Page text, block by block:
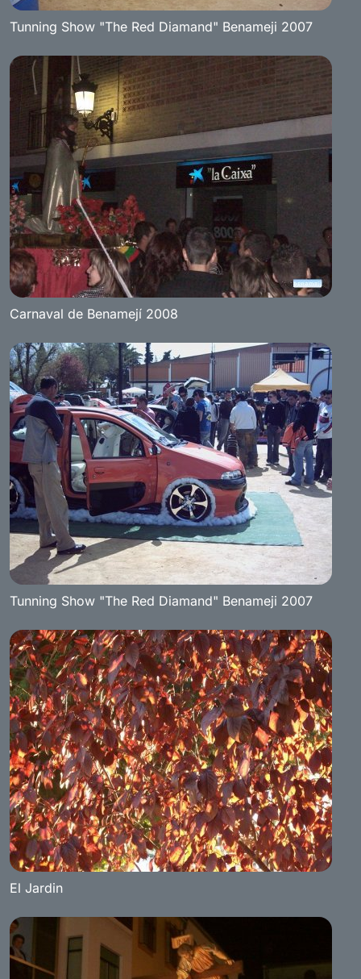
Tunning Show "The Red Diamand" Benameji 2007
Carnaval de Benamejí 2008
Tunning Show "The Red Diamand" Benameji 2007
El Jardin